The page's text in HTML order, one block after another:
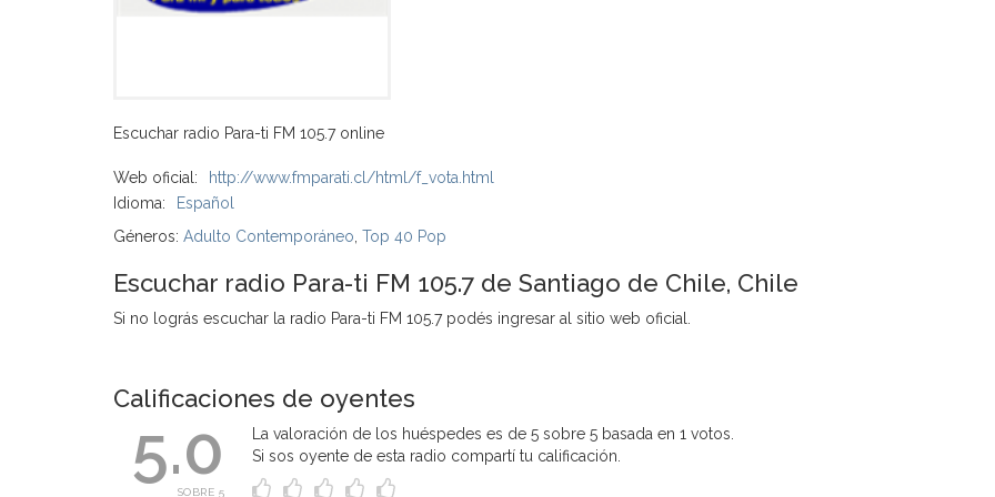
Escuchar radio Para-ti FM 105.7 online
Web oficial:
http://www.fmparati.cl/html/f_vota.html
Idioma:
Español
Géneros: Adulto Contemporáneo Top 40 Pop
Escuchar radio Para-ti FM 105.7 de Santiago de Chile, Chile
Si no lográs escuchar la radio Para-ti FM 105.7 podés ingresar al sitio web oficial.
Calificaciones de oyentes
5.0
SOBRE 5
La valoración de los huéspedes es de 5 sobre 5 basada en 1 votos.
Si sos oyente de esta radio compartí tu calificación.